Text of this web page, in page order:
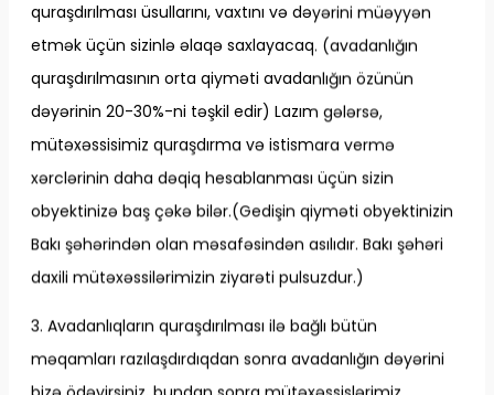
quraşdırılması üsullarını, vaxtını və dəyərini müəyyən
etmək üçün sizinlə əlaqə saxlayacaq. (avadanlığın
quraşdırılmasının orta qiyməti avadanlığın özünün
dəyərinin 20-30%-ni təşkil edir) Lazım gələrsə,
mütəxəssisimiz quraşdırma və istismara vermə
xərclərinin daha dəqiq hesablanması üçün sizin
obyektinizə baş çəkə bilər.(Gedişin qiyməti obyektinizin
Bakı şəhərindən olan məsafəsindən asılıdır. Bakı şəhəri
daxili mütəxəssilərimizin ziyarəti pulsuzdur.)
3. Avadanlıqların quraşdırılması ilə bağlı bütün
məqamları razılaşdırdıqdan sonra avadanlığın dəyərini